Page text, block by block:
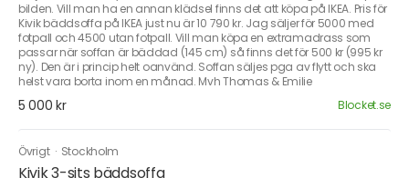
bilden. Vill man ha en annan klädsel finns det att köpa på IKEA. Pris för
Kivik bäddsoffa på IKEA just nu är 10 790 kr. Jag säljer för 5000 med
fotpall och 4500 utan fotpall. Vill man köpa en extramadrass som
passar när soffan är bäddad (145 cm) så finns det för 500 kr (995 kr
ny). Den är i princip helt oanvänd. Soffan säljes pga av flytt och ska
helst vara borta inom en månad. Mvh Thomas & Emilie
5 000 kr Blocket.se
Övrigt · Stockholm
Kivik 3-sits bäddsoffa